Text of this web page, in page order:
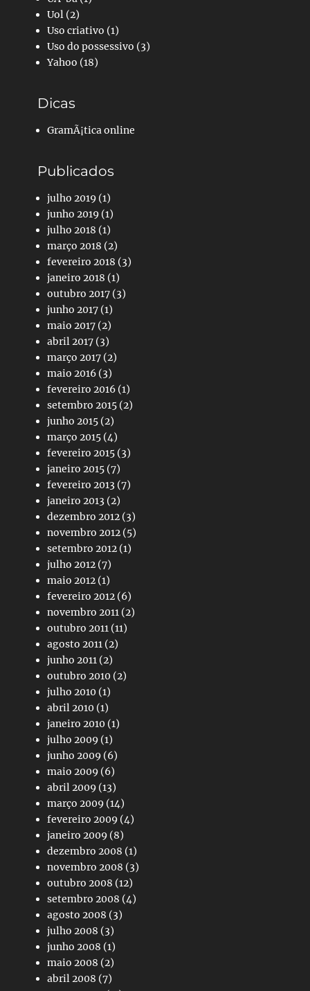
Uol (2)
Uso criativo (1)
Uso do possessivo (3)
Yahoo (18)
Dicas
GramÃ¡tica online
Publicados
julho 2019 (1)
junho 2019 (1)
julho 2018 (1)
março 2018 (2)
fevereiro 2018 (3)
janeiro 2018 (1)
outubro 2017 (3)
junho 2017 (1)
maio 2017 (2)
abril 2017 (3)
março 2017 (2)
maio 2016 (3)
fevereiro 2016 (1)
setembro 2015 (2)
junho 2015 (2)
março 2015 (4)
fevereiro 2015 (3)
janeiro 2015 (7)
fevereiro 2013 (7)
janeiro 2013 (2)
dezembro 2012 (3)
novembro 2012 (5)
setembro 2012 (1)
julho 2012 (7)
maio 2012 (1)
fevereiro 2012 (6)
novembro 2011 (2)
outubro 2011 (11)
agosto 2011 (2)
junho 2011 (2)
outubro 2010 (2)
julho 2010 (1)
abril 2010 (1)
janeiro 2010 (1)
julho 2009 (1)
junho 2009 (6)
maio 2009 (6)
abril 2009 (13)
março 2009 (14)
fevereiro 2009 (4)
janeiro 2009 (8)
dezembro 2008 (1)
novembro 2008 (3)
outubro 2008 (12)
setembro 2008 (4)
agosto 2008 (3)
julho 2008 (3)
junho 2008 (1)
maio 2008 (2)
abril 2008 (7)